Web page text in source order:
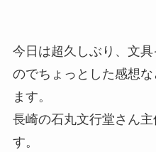
今日は超久しぶり、文
のでちょっとした感想
ます。
長崎の石丸文行堂さん
す。